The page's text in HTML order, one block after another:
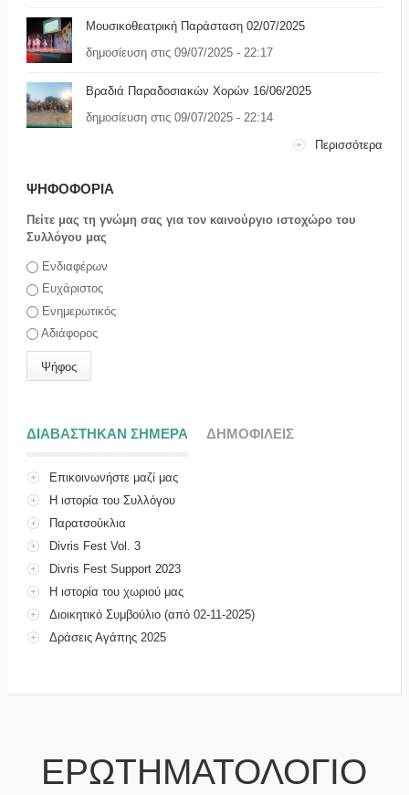
Μουσικοθεατρική Παράσταση 02/07/2025
δημοσίευση στις 09/07/2025 - 22:17
Βραδιά Παραδοσιακών Χορών 16/06/2025
δημοσίευση στις 09/07/2025 - 22:14
Περισσότερα
ΨΗΦΟΦΟΡΙΑ
Πείτε μας τη γνώμη σας για τον καινούργιο ιστοχώρο του
Συλλόγου μας
Επιλογές
Ενδιαφέρων
Ευχάριστος
Ενημερωτικός
Αδιάφορος
ΔΙΑΒΑΣΤΗΚΑΝ ΣΗΜΕΡΑ (ΕΝΕΡΓΗ ΚΑΡΤΕΛΑ)
ΔΗΜΟΦΙΛΕΙΣ
Επικοινωνήστε μαζί μας
Η ιστορία του Συλλόγου
Παρατσούκλια
Divris Fest Vol. 3
Divris Fest Support 2023
Η ιστορία του χωριού μας
Διοικητικό Συμβούλιο (από 02-11-2025)
Δράσεις Αγάπης 2025
ΕΡΩΤΗΜΑΤΟΛΟΓΙΟ